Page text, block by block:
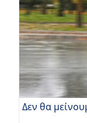
Δεν θα